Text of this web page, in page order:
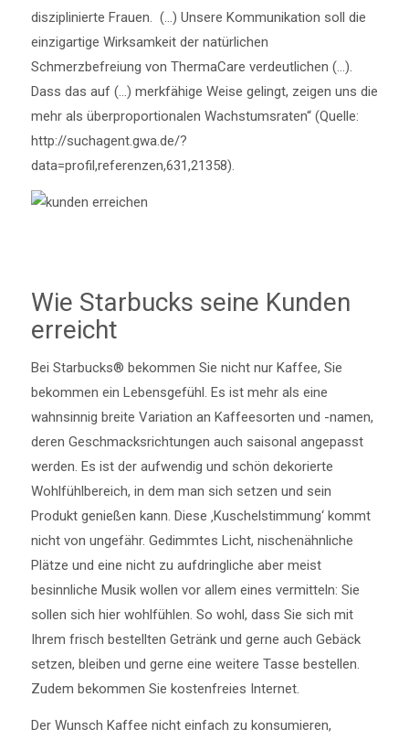
disziplinierte Frauen. (…) Unsere Kommunikation soll die
einzigartige Wirksamkeit der natürlichen
Schmerzbefreiung von ThermaCare verdeutlichen (…).
Dass das auf (…) merkfähige Weise gelingt, zeigen uns die
mehr als überproportionalen Wachstumsraten“ (Quelle:
http://suchagent.gwa.de/?
data=profil,referenzen,631,21358).
Wie Starbucks seine Kunden
erreicht
Bei Starbucks® bekommen Sie nicht nur Kaffee, Sie
bekommen ein Lebensgefühl. Es ist mehr als eine
wahnsinnig breite Variation an Kaffeesorten und -namen,
deren Geschmacksrichtungen auch saisonal angepasst
werden. Es ist der aufwendig und schön dekorierte
Wohlfühlbereich, in dem man sich setzen und sein
Produkt genießen kann. Diese ‚Kuschelstimmung‘ kommt
nicht von ungefähr. Gedimmtes Licht, nischenähnliche
Plätze und eine nicht zu aufdringliche aber meist
besinnliche Musik wollen vor allem eines vermitteln: Sie
sollen sich hier wohlfühlen. So wohl, dass Sie sich mit
Ihrem frisch bestellten Getränk und gerne auch Gebäck
setzen, bleiben und gerne eine weitere Tasse bestellen.
Zudem bekommen Sie kostenfreies Internet.
Der Wunsch Kaffee nicht einfach zu konsumieren,